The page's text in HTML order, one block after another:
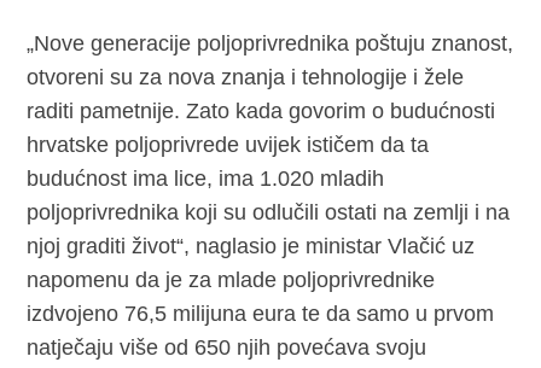
„Nove generacije poljoprivrednika poštuju znanost,
otvoreni su za nova znanja i tehnologije i žele
raditi pametnije. Zato kada govorim o budućnosti
hrvatske poljoprivrede uvijek ističem da ta
budućnost ima lice, ima 1.020 mladih
poljoprivrednika koji su odlučili ostati na zemlji i na
njoj graditi život“, naglasio je ministar Vlačić uz
napomenu da je za mlade poljoprivrednike
izdvojeno 76,5 milijuna eura te da samo u prvom
natječaju više od 650 njih povećava svoju